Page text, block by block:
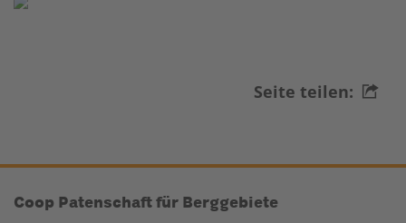
Seite teilen:
Coop Patenschaft für Berggebiete